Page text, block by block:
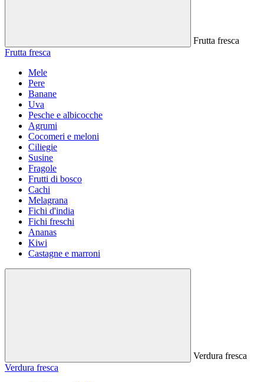
Frutta fresca
Frutta fresca
Mele
Pere
Banane
Uva
Pesche e albicocche
Agrumi
Cocomeri e meloni
Ciliegie
Susine
Fragole
Frutti di bosco
Cachi
Melagrana
Fichi d'india
Fichi freschi
Ananas
Kiwi
Castagne e marroni
Verdura fresca
Verdura fresca